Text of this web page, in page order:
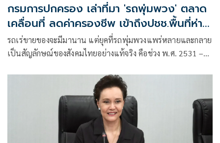
กรมการปกครอง เล่าที่มา 'รถพุ่มพวง' ตลาด
เคลื่อนที่ ลดค่าครองชีพ เข้าถึงปชช.พื้นที่ห่าง
ไกล
รถเร่ขายของจะมีมานาน แต่ยุคที่รถพุ่มพวงแพร่หลายและกลาย
เป็นสัญลักษณ์ของสังคมไทยอย่างแท้จริง คือช่วง พ.ศ. 2531 –